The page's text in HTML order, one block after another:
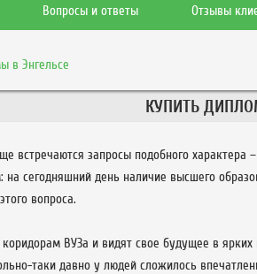
Вопросы и ответы Отзывы
в Энгельсе
КУПИТЬ
встречаются запросы подобного
на сегодняшний день наличие высшего
вопроса.
ВУЗа и видят свое будущее в
таки давно у людей сложилось